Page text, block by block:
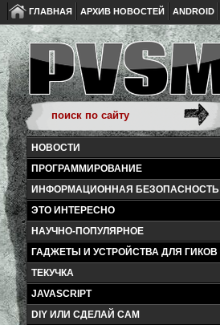
ГЛАВНАЯ АРХИВ НОВОСТЕЙ ANDROID
НОВОСТИ
ПРОГРАММИРОВАНИЕ
ИНФОРМАЦИОННАЯ БЕЗОПАСНОСТЬ
ЭТО ИНТЕРЕСНО
НАУЧНО-ПОПУЛЯРНОЕ
ГАДЖЕТЫ И УСТРОЙСТВА ДЛЯ ГИКОВ
ТЕКУЧКА
JAVASCRIPT
DIY ИЛИ СДЕЛАЙ САМ